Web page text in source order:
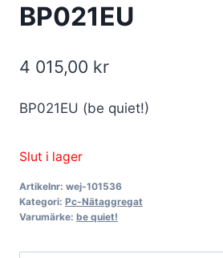
BP021EU
4 015,00 kr
BP021EU (be quiet!)
Slut i lager
Artikelnr: wej-101536
Kategori: Pc-Nätaggregat
Varumärke: be quiet!